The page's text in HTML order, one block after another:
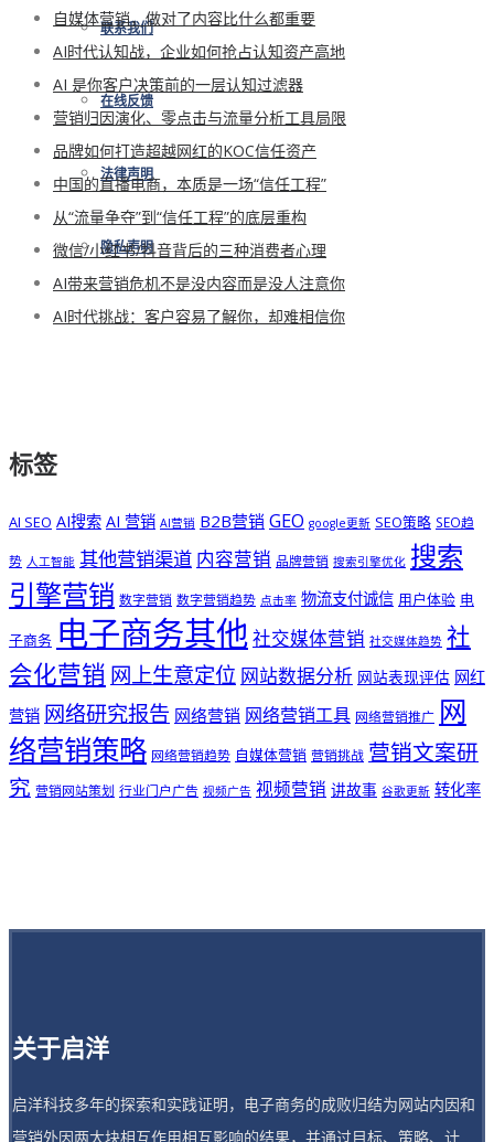
联系我们
在线反馈
法律声明
隐私声明
自媒体营销，做对了内容比什么都重要
AI时代认知战，企业如何抢占认知资产高地
AI 是你客户决策前的一层认知过滤器
营销归因演化、零点击与流量分析工具局限
品牌如何打造超越网红的KOC信任资产
中国的直播电商，本质是一场“信任工程”
从“流量争夺”到“信任工程”的底层重构
微信/小红书/抖音背后的三种消费者心理
AI带来营销危机不是没内容而是没人注意你
AI时代挑战：客户容易了解你，却难相信你
标签
AI SEO AI搜索 AI 营销 AI营销 B2B营销 GEO google更新 SEO策略 SEO趋
势 人工智能 其他营销渠道 内容营销 品牌营销 搜索引擎优化 搜索
引擎营销 数字营销 数字营销趋势 点击率 物流支付诚信 用户体验 电
子商务 电子商务其他社交媒体营销 社交媒体趋势 社
会化营销 网上生意定位 网站数据分析 网站表现评估 网红
营销 网络研究报告 网络营销 网络营销工具 网络营销推广 网
络营销策略 网络营销趋势 自媒体营销 营销挑战 营销文案研
究 营销网站策划 行业门户广告 视频广告 视频营销 讲故事 谷歌更新 转化率
关于启洋
启洋科技多年的探索和实践证明，电子商务的成败归结为网站内因和
营销外因两大块相互作用相互影响的结果，并通过目标、策略、计